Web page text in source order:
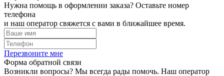
Нужна помощь в оформлении заказа? Оставьте номер
телефона
и наш оператор свяжется с вами в ближайшее время.
Перезвоните мне
Форма обратной связи
Возникли вопросы? Мы всегда рады помочь. Наш оператор